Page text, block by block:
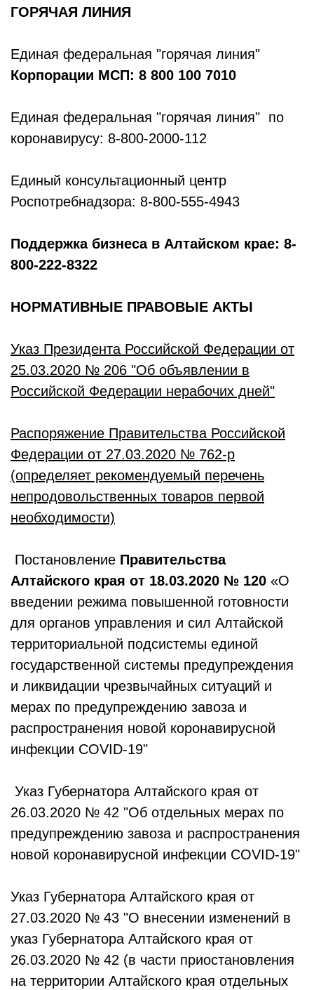
ГОРЯЧАЯ ЛИНИЯ
Единая федеральная "горячая линия"
Корпорации МСП: 8 800 100 7010
Единая федеральная "горячая линия" по
коронавирусу: 8-800-2000-112
Единый консультационный центр
Роспотребнадзора: 8-800-555-4943
Поддержка бизнеса в Алтайском крае: 8-
800-222-8322
НОРМАТИВНЫЕ ПРАВОВЫЕ АКТЫ
Указ Президента Российской Федерации от
25.03.2020 № 206 "Об объявлении в
Российской Федерации нерабочих дней"
Распоряжение Правительства Российской
Федерации от 27.03.2020 № 762-р
(определяет рекомендуемый перечень
непродовольственных товаров первой
необходимости)
Постановление Правительства
Алтайского края от 18.03.2020 № 120 «О
введении режима повышенной готовности
для органов управления и сил Алтайской
территориальной подсистемы единой
государственной системы предупреждения
и ликвидации чрезвычайных ситуаций и
мерах по предупреждению завоза и
распространения новой коронавирусной
инфекции COVID-19"
Указ Губернатора Алтайского края от
26.03.2020 № 42 "Об отдельных мерах по
предупреждению завоза и распространения
новой коронавирусной инфекции COVID-19"
Указ Губернатора Алтайского края от
27.03.2020 № 43 "О внесении изменений в
указ Губернатора Алтайского края от
26.03.2020 № 42 (в части приостановления
на территории Алтайского края отдельных